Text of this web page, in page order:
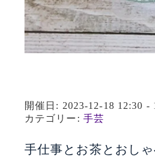
開催日: 2023-12-18 12:30 -
カテゴリー: 手芸
手仕事とお茶とおし